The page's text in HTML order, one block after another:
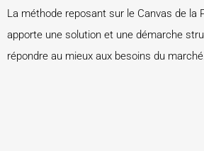
La méthode reposant sur le Canvas de la
apporte une solution et une démarche
répondre au mieux aux besoins du